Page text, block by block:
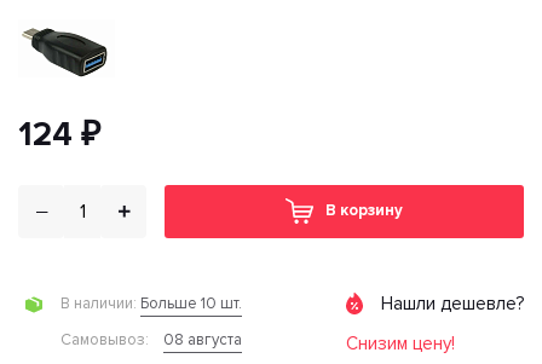
124 ₽
В корзину
В наличии: Больше 10 шт.
Cамовывоз:
08 августа
Нашли дешевле?
Снизим цену!